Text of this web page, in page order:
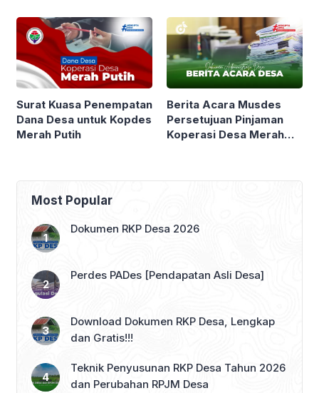
Surat Kuasa Penempatan
Dana Desa untuk Kopdes
Merah Putih
Berita Acara Musdes
Persetujuan Pinjaman
Koperasi Desa Merah
Most Popular
Dokumen RKP Desa 2026
Perdes PADes [Pendapatan Asli Desa]
Download Dokumen RKP Desa, Lengkap
dan Gratis!!!
Teknik Penyusunan RKP Desa Tahun 2026
dan Perubahan RPJM Desa